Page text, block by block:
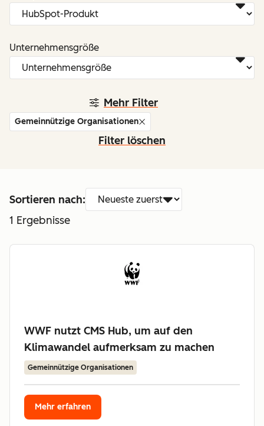
Mehr Filter
Unternehmensgröße
Gemeinnützige Organisationen
Filter löschen
Sortieren nach:
1 Ergebnisse
WWF nutzt CMS Hub, um auf den
Klimawandel aufmerksam zu machen
Gemeinnützige Organisationen
Mehr erfahren